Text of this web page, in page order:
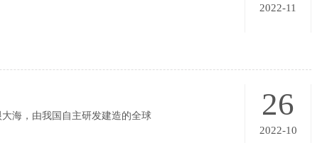
2022-11
26
2022-10
海，由我国自主研发建造的全球